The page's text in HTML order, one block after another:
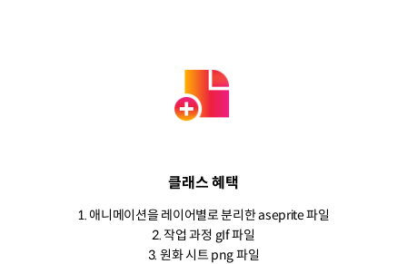
클래스 혜택
1. 애니메이션을 레이어별로 분리한 aseprite 파일
2. 작업 과정 gIf 파일
3. 원화 시트 png 파일